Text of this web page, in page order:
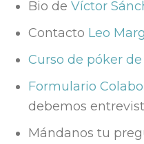
Bio de Víctor
Contacto Leo
Curso de póker de
Formulario
debemos
Mándanos tu